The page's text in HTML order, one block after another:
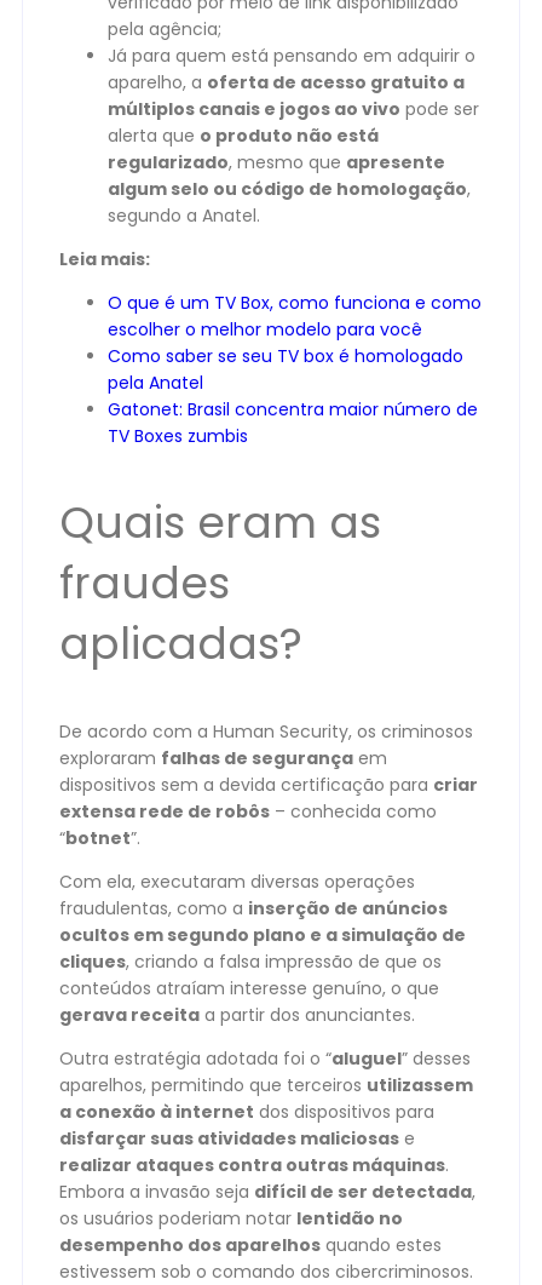
pela agência;
Já para quem está pensando em adquirir o
aparelho, a oferta de acesso gratuito a
múltiplos canais e jogos ao vivo pode ser
alerta que o produto não está
regularizado, mesmo que apresente
algum selo ou código de homologação,
segundo a Anatel.
Leia mais:
O que é um TV Box, como funciona e como
escolher o melhor modelo para você
Como saber se seu TV box é homologado
pela Anatel
Gatonet: Brasil concentra maior número de
TV Boxes zumbis
Quais eram as
fraudes
aplicadas?
De acordo com a Human Security, os criminosos
exploraram falhas de segurança em
dispositivos sem a devida certificação para criar
extensa rede de robôs – conhecida como
“botnet”.
Com ela, executaram diversas operações
fraudulentas, como a inserção de anúncios
ocultos em segundo plano e a simulação de
cliques, criando a falsa impressão de que os
conteúdos atraíam interesse genuíno, o que
gerava receita a partir dos anunciantes.
Outra estratégia adotada foi o “aluguel” desses
aparelhos, permitindo que terceiros utilizassem
a conexão à internet dos dispositivos para
disfarçar suas atividades maliciosas e
realizar ataques contra outras máquinas.
Embora a invasão seja difícil de ser detectada,
os usuários poderiam notar lentidão no
desempenho dos aparelhos quando estes
estivessem sob o comando dos cibercriminosos.